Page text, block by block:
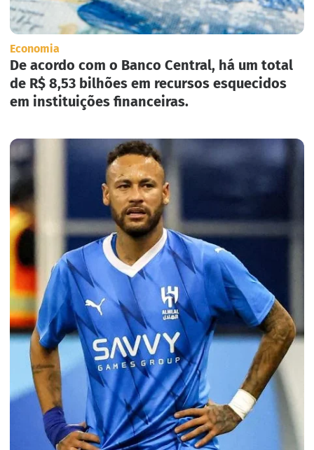
Economia
De acordo com o Banco Central, há um total
de R$ 8,53 bilhões em recursos esquecidos
em instituições financeiras.